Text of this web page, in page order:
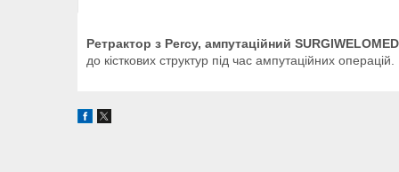
Ретрактор з Percy, ампутаційний
до кісткових структур під час ампутаційних операцій.